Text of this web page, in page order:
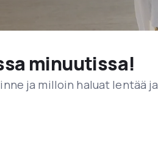
minuutissa!
ja milloin haluat lentää ja